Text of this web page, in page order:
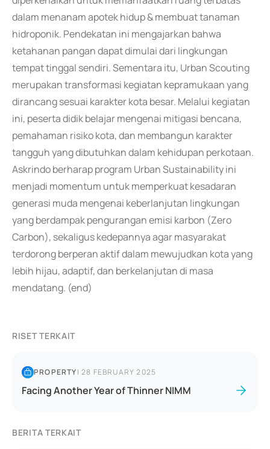
dalam menanam apotek hidup & membuat tanaman
hidroponik. Pendekatan ini mengajarkan bahwa
ketahanan pangan dapat dimulai dari lingkungan
tempat tinggal sendiri. Sementara itu, Urban Scouting
merupakan transformasi kegiatan kepramukaan yang
dirancang sesuai karakter kota besar. Melalui kegiatan
ini, peserta didik belajar mengenai mitigasi bencana,
pemahaman risiko kota, dan membangun karakter
tangguh yang dibutuhkan dalam kehidupan perkotaan.
Askrindo berharap program Urban Sustainability ini
menjadi momentum untuk memperkuat kesadaran
generasi muda mengenai keberlanjutan lingkungan
yang berdampak pengurangan emisi karbon (Zero
Carbon), sekaligus kedepannya agar masyarakat
terdorong berperan aktif dalam mewujudkan kota yang
lebih hijau, adaptif, dan berkelanjutan di masa
mendatang. (end)
RISET TERKAIT
PROPERTY|28 FEBRUARY 2025
Facing Another Year of Thinner NIMM
BERITA TERKAIT